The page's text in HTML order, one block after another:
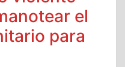
el
para